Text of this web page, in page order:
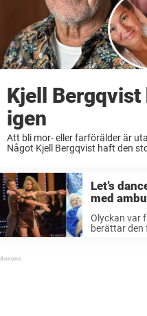
Kjell
igen
Att bli mor- eller farförälder är
Något Kjell Bergqvist haft den
Let’s
med
Olyckan var
berättar den